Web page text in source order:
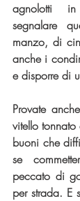
agnolotti
segnalare
manzo, di
anche i
e disporre di
Provate
vitello
buoni che
se
peccato di
per strada. E